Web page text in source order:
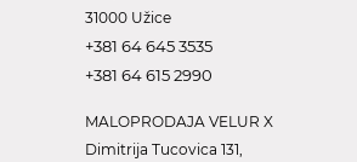
31000 Užice
+381 64 645 3535
+381 64 615 2990
MALOPRODAJA VELUR X
Dimitrija Tucovica 131,